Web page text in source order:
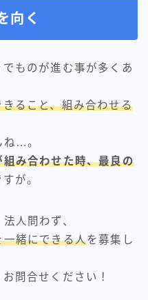
向く
ものが進む事が多くあ
ること、組み合わせる
ね…。
み合わせた時、最良の
が。
人問わず、
一緒にできる人を募集し
問合せください！